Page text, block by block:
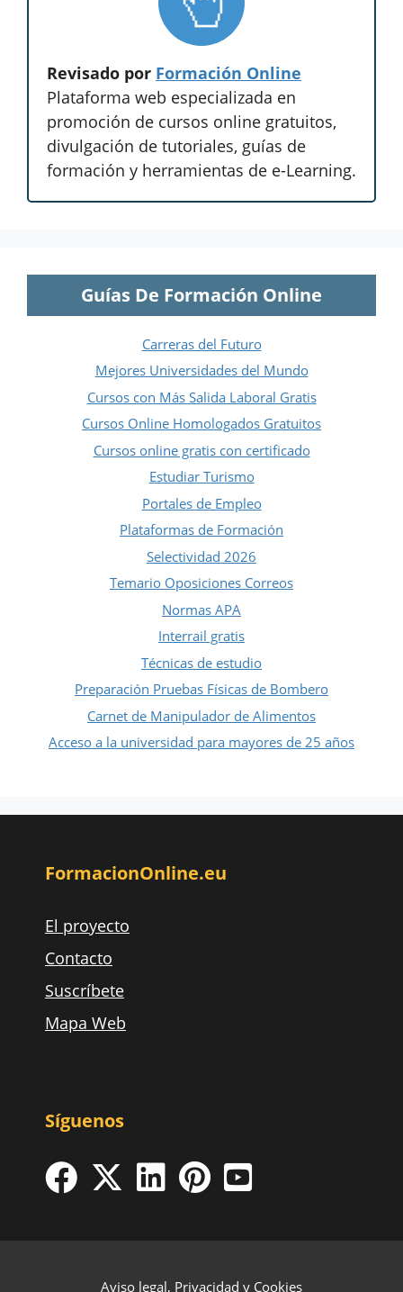
Revisado por Formación Online
Plataforma web especializada en
promoción de cursos online gratuitos,
divulgación de tutoriales, guías de
formación y herramientas de e-Learning.
Guías De Formación Online
Carreras del Futuro
Mejores Universidades del Mundo
Cursos con Más Salida Laboral Gratis
Cursos Online Homologados Gratuitos
Cursos online gratis con certificado
Estudiar Turismo
Portales de Empleo
Plataformas de Formación
Selectividad 2026
Temario Oposiciones Correos
Normas APA
Interrail gratis
Técnicas de estudio
Preparación Pruebas Físicas de Bombero
Carnet de Manipulador de Alimentos
Acceso a la universidad para mayores de 25 años
FormacionOnline.eu
El proyecto
Contacto
Suscríbete
Mapa Web
Síguenos
Aviso legal, Privacidad y Cookies